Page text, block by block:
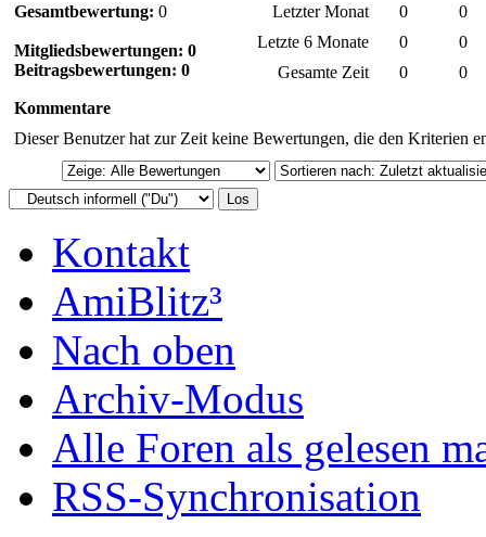
Gesamtbewertung: 0
Mitgliedsbewertungen: 0
Beitragsbewertungen: 0
Letzter Monat
0
0
Letzte 6 Monate
0
0
Gesamte Zeit
0
0
Kommentare
Dieser Benutzer hat zur Zeit keine Bewertungen, die den Kriterien
Kontakt
AmiBlitz³
Nach oben
Archiv-Modus
Alle Foren als gelesen
RSS-Synchronisation